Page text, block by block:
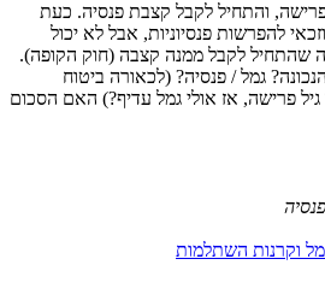
פרישה, והתחיל לקבל קצבת פנסיה. כעת
להפרשות פנסיוניות, אבל לא יכול
שהתחיל לקבל ממנה קצבה (חוק הקופה).
גמל / פנסיה? (לכאורה ביטוח
פרישה, אז אולי גמל עדיף?) האם הסכום
פנסיה
וקרנות השתלמות